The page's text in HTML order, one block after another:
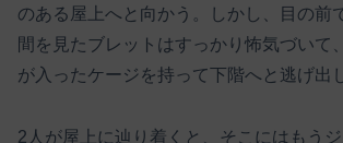
のある屋上へと向かう。しかし、目の前
間を見たブレットはすっかり怖気づいて
が入ったケージを持って下階へと逃げ出
2人が屋上に辿り着くと、そこにはもう